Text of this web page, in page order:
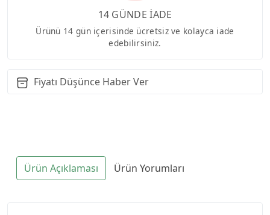
14 GÜNDE İADE
Ürünü 14 gün içerisinde ücretsiz ve kolayca iade
edebilirsiniz.
Fiyatı Düşünce Haber Ver
Ürün Açıklaması Ürün Yorumları